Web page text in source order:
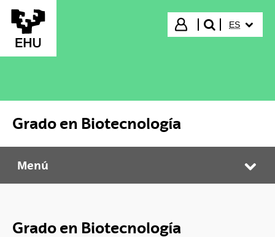
Saltar al contenido principal
Iniciar sesión
buscar"
ES
Grado en Biotecnología
Grado en Biotecnología
Menú
Grado en Biotecnología